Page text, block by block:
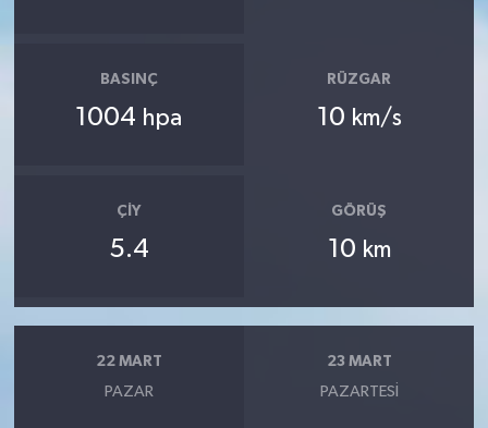
BASINÇ
1004 hpa
RÜZGAR
10 km/s
ÇIY
5.4
GÖRÜŞ
10 km
22 MART
PAZAR
23 MART
PAZARTESI